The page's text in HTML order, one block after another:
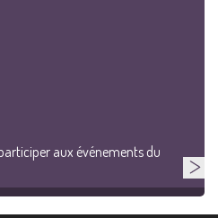
aux événements du